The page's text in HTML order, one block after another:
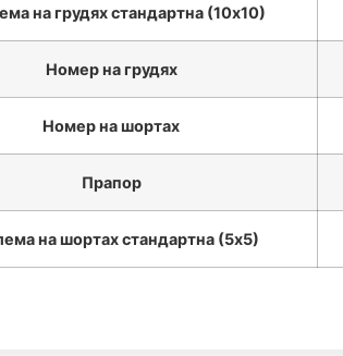
на грудях стандартна (10х10)
Номер на грудях
Номер на шортах
Прапор
на шортах стандартна (5х5)